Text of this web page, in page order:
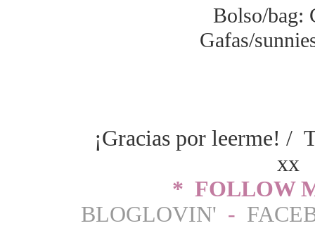
Bolso/bag:
Gafas/
¡Gracias por leerme! /
xx
* FOLLOW
BLOGLOVIN' -